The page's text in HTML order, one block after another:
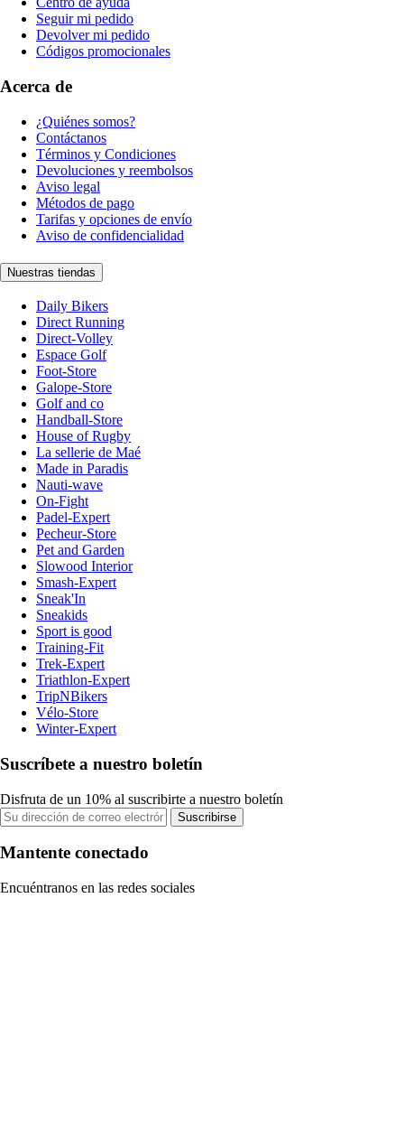
Seguir mi pedido
Devolver mi pedido
Códigos promocionales
Acerca de
¿Quiénes somos?
Contáctanos
Términos y Condiciones
Devoluciones y reembolsos
Aviso legal
Métodos de pago
Tarifas y opciones de envío
Aviso de confidencialidad
Nuestras tiendas
Daily Bikers
Direct Running
Direct-Volley
Espace Golf
Foot-Store
Galope-Store
Golf and co
Handball-Store
House of Rugby
La sellerie de Maé
Made in Paradis
Nauti-wave
On-Fight
Padel-Expert
Pecheur-Store
Pet and Garden
Slowood Interior
Smash-Expert
Sneak'In
Sneakids
Sport is good
Training-Fit
Trek-Expert
Triathlon-Expert
TripNBikers
Vélo-Store
Winter-Expert
Suscríbete a nuestro boletín
Disfruta de un 10% al suscribirte a nuestro boletín
Suscribirse
Mantente conectado
Encuéntranos en las redes sociales